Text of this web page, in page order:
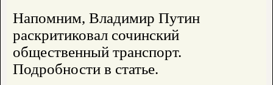
Напомним, Владимир Путин
раскритиковал сочинский
общественный транспорт.
Подробности в статье.